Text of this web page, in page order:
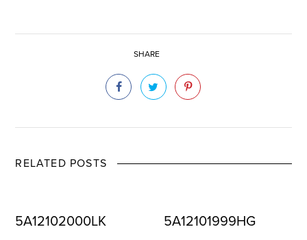
SHARE
RELATED POSTS
5A12102000LK 5A12101999HG